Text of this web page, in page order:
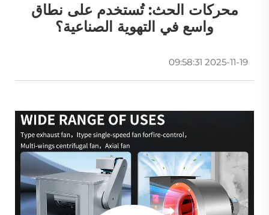
محركات الحث: تُستخدم على نطاق
واسع في التهوية الصناعية؟
2025-11-19 09:58:31